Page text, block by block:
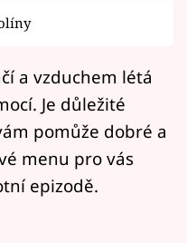
Vary
a vzduchem létá
Je důležité
pomůže dobré a
menu pro vás
epizodě.